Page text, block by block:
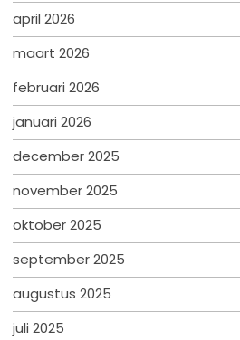
april 2026
maart 2026
februari 2026
januari 2026
december 2025
november 2025
oktober 2025
september 2025
augustus 2025
juli 2025